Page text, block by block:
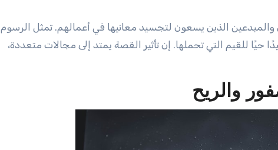
والمبدعين الذين يسعون لتجسيد معانيها في أعمالهم. تمثل الرسوم
حيًا للقيم التي تحملها. إن تأثير القصة يمتد إلى مجالات متعددة،
والريح